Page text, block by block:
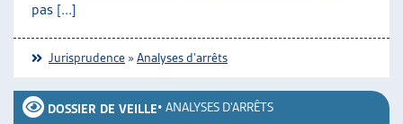
pas [...]
Jurisprudence »Analyses d'arrêts
DOSSIER DE VEILLE• ANALYSES D'ARRÊTS